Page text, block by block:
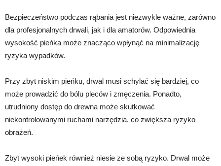
Bezpieczeństwo podczas rąbania jest niezwykle ważne, zarówno
dla profesjonalnych drwali, jak i dla amatorów. Odpowiednia
wysokość pieńka może znacząco wpłynąć na minimalizację
ryzyka wypadków.
Przy zbyt niskim pieńku, drwal musi schylać się bardziej, co
może prowadzić do bólu pleców i zmęczenia. Ponadto,
utrudniony dostęp do drewna może skutkować
niekontrolowanymi ruchami narzędzia, co zwiększa ryzyko
obrażeń.
Zbyt wysoki pieńek również niesie ze sobą ryzyko. Drwal może